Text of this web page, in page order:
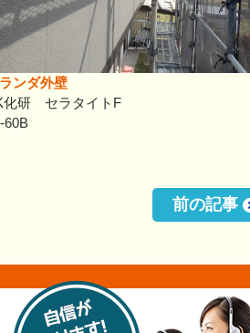
ンダ外壁
化研 セラタイトF
60B
前の記事